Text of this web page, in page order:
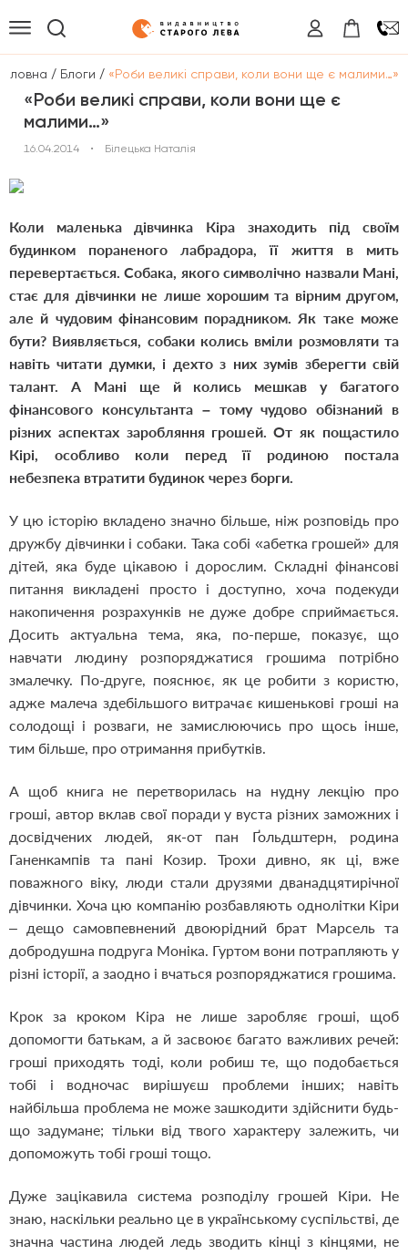
/ Блоги / «Роби великі справи, коли вони ще є малими…»
«Роби великі справи, коли вони ще є
малими…»
16.04.2014 • Білецька Наталія
Коли маленька дівчинка Кіра знаходить під своїм
будинком пораненого лабрадора, її життя в мить
перевертається. Собака, якого символічно назвали Мані,
стає для дівчинки не лише хорошим та вірним другом,
але й чудовим фінансовим порадником. Як таке може
бути? Виявляється, собаки колись вміли розмовляти та
навіть читати думки, і дехто з них зумів зберегти свій
талант. А Мані ще й колись мешкав у багатого
фінансового консультанта – тому чудово обізнаний в
різних аспектах заробляння грошей. От як пощастило
Кірі, особливо коли перед її родиною постала
небезпека втратити будинок через борги.
У цю історію вкладено значно більше, ніж розповідь про
дружбу дівчинки і собаки. Така собі «абетка грошей» для
дітей, яка буде цікавою і дорослим. Складні фінансові
питання викладені просто і доступно, хоча подекуди
накопичення розрахунків не дуже добре сприймається.
Досить актуальна тема, яка, по-перше, показує, що
навчати людину розпоряджатися грошима потрібно
змалечку. По-друге, пояснює, як це робити з користю,
адже малеча здебільшого витрачає кишенькові гроші на
солодощі і розваги, не замислюючись про щось інше,
тим більше, про отримання прибутків.
А щоб книга не перетворилась на нудну лекцію про
гроші, автор вклав свої поради у вуста різних заможних і
досвідчених людей, як-от пан Ґольдштерн, родина
Ганенкампів та пані Козир. Трохи дивно, як ці, вже
поважного віку, люди стали друзями дванадцятирічної
дівчинки. Хоча цю компанію розбавляють однолітки Кіри
– дещо самовпевнений двоюрідний брат Марсель та
добродушна подруга Моніка. Гуртом вони потрапляють у
різні історії, а заодно і вчаться розпоряджатися грошима.
Крок за кроком Кіра не лише заробляє гроші, щоб
допомогти батькам, а й засвоює багато важливих речей:
гроші приходять тоді, коли робиш те, що подобається
тобі і водночас вирішуєш проблеми інших; навіть
найбільша проблема не може зашкодити здійснити будь-
що задумане; тільки від твого характеру залежить, чи
допоможуть тобі гроші тощо.
Дуже зацікавила система розподілу грошей Кіри. Не
знаю, наскільки реально це в українському суспільстві, де
значна частина людей ледь зводить кінці з кінцями, не